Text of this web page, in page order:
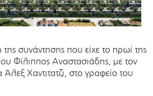
συνάντησης που είχε το πρωί της
Φίλιππος Αναστασιάδης, με τον
Χαντιτατζι, στο γραφείο του